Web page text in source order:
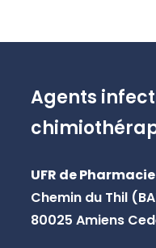
Agents
UFR de Pharmacie
Chemin du Thil
80025 Amiens